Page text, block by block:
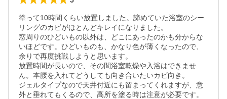
塗って10時間くらい放置しました。諦めていた浴室のシー
リングのカビがほとんどキレイになりました。
窓周りのひどいもの以外は、どこにあったのかも分からな
いほどです。ひどいものも、かなり色が薄くなったので、
余りで再度挑戦しようと思います。
放置時間が長いので、その間浴室乾燥や入浴はできませ
ん。本腰を入れてどうしても向き合いたいカビ向き。
ジェルタイプなので天井付近にも留まってくれますが、意
外と垂れてもくるので、高所を塗る時は注意が必要です。